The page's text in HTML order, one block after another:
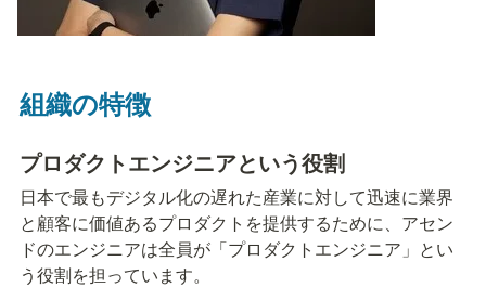
組織の特徴
プロダクトエンジニアという役割
日本で最もデジタル化の遅れた産業に対して迅速に業界
と顧客に価値あるプロダクトを提供するために、アセン
ドのエンジニアは全員が「プロダクトエンジニア」とい
う役割を担っています。